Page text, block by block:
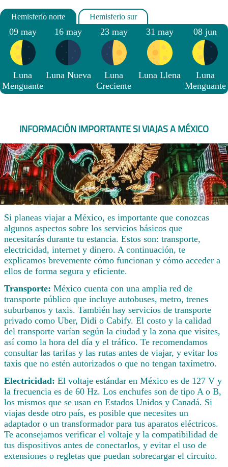
09 may
Luna
Menguante
16 may
Luna Nueva
23 may
Luna
Creciente
31 may
Luna Llena
08 jun
Luna
Menguante
INFORMACIÓN IMPORTANTE SI VIAJAS A MÉXICO
Si planeas viajar a México, es importante que conozcas
algunos aspectos sobre los servicios básicos que
necesitarás durante tu estancia. Estos son: transporte,
electricidad, internet y dinero. A continuación, te
explicamos brevemente cómo funcionan y cómo acceder a
ellos de forma segura y eficiente.
Transporte: México cuenta con una amplia red de
transporte público que incluye autobuses, metro, trenes
suburbanos y taxis. También hay servicios de transporte
privado como Uber, Didi o Cabify. El costo y la calidad
del transporte varían según la ciudad y la zona que visites,
así como la hora del día y el tráfico. Te recomendamos
consultar las tarifas y las rutas antes de viajar, y evitar los
taxis que no estén autorizados o que no tengan taxímetro.
Electricidad: El voltaje estándar en México es de 127 V y
la frecuencia es de 60 Hz. Los enchufes son de tipo A o B,
los mismos que se usan en Estados Unidos y Canadá. Si
viajas desde otro país, es posible que necesites un
adaptador o un transformador para tus aparatos eléctricos.
Te aconsejamos verificar el voltaje y la compatibilidad de
tus dispositivos antes de conectarlos, y evitar el uso de
extensiones o regletas que puedan sobrecargar el circuito.